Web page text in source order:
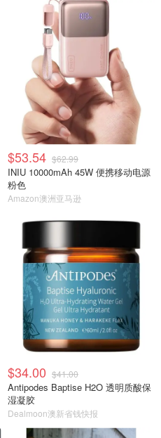
$53.54 $62.99
INIU 10000mAh 45W 便携移动电源
粉色
Amazon澳洲亚马逊
$34.00 $41.00
Antipodes Baptise H2O 透明质酸保
湿凝胶
Dealmoon澳新省钱快报